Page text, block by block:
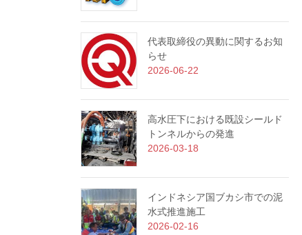
代表取締役の異動に関するお知
らせ
2026-06-22
高水圧下における既設シールド
トンネルからの発進
2026-03-18
インドネシア国ブカシ市での泥
水式推進施工
2026-02-16